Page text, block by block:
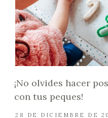
¡No olvides hacer
con tus peques!
28 DE DICIEMBRE DE